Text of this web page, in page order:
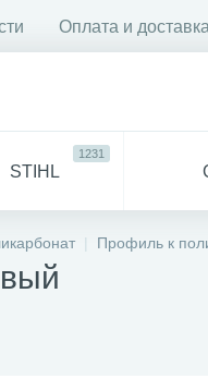
Оплата и доставка
STIHL
1231
ДЛЯ
СТРОЙКИ И РЕМОНТА
Профиль к